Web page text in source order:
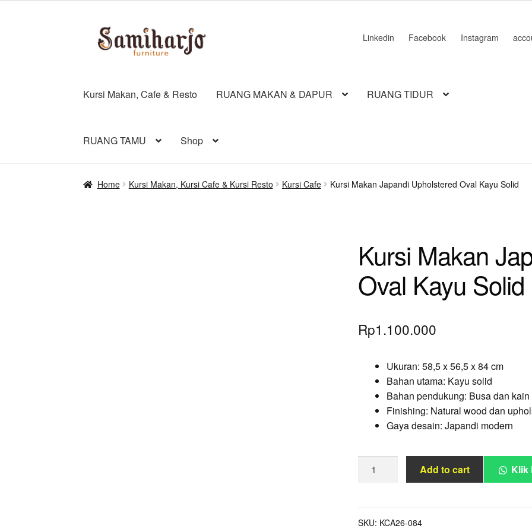
Skip
Skip
Linkedin Facebook Instagram
Kursi Makan, Cafe & Resto RUANG MAKAN & DAPUR RUANG TIDUR
RUANG TAMU Shop
Home Kursi Makan, Kursi Cafe & Kursi Resto Kursi Cafe Kursi Makan Japandi Upholstered Oval Kayu Solid
Kursi Makan
Oval Kayu Solid
Rp1.100.000
Ukuran: 58,5 x 56,5 x 84 cm
Bahan utama: Kayu solid
Bahan pendukung: Busa dan
Finishing: Natural wood dan
Gaya desain: Japandi modern
Makan
Oval
Add to cart Klik
SKU: KCA26-084